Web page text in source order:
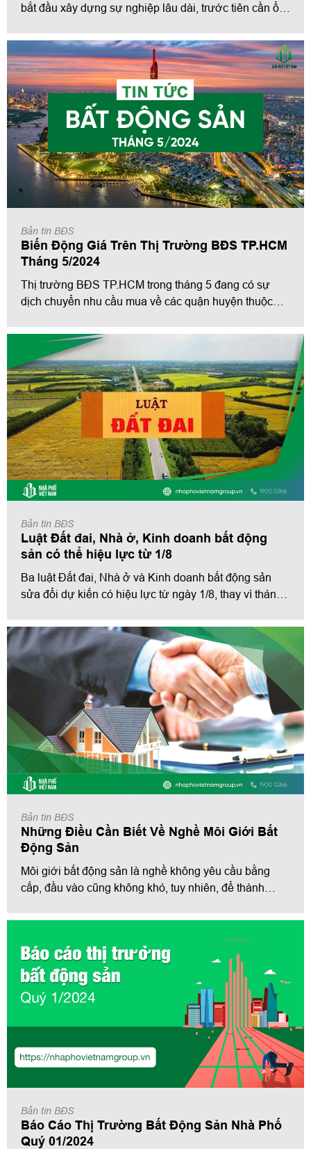
bắt đầu xây dựng sự nghiệp lâu dài, trước tiên cần ổn
một căn nhà ưng ý ngay lần đầu thì không phải ai cũng
làm được. Vì vậy, bài viết dưới đây của Nhà Phố Việt
Nam sẽ làm rõ tất cả các vấn đề mà người mua nhà sẽ
gặp phải khi mua nhà lần đầu.
Bản tin BĐS
Biến Động Giá Trên Thị Trường BĐS TP.HCM
Tháng 5/2024
Thị trường BĐS TP.HCM trong tháng 5 đang có sự
dịch chuyển nhu cầu mua về các quận huyện thuộc
cao trong khi lượt tìm mua chưa có sự tăng trưởng
Bản tin BĐS
Luật Đất đai, Nhà ở, Kinh doanh bất động
sản có thể hiệu lực từ 1/8
Ba luật Đất đai, Nhà ở và Kinh doanh bất động sản
sửa đổi dự kiến có hiệu lực từ ngày 1/8, thay vì tháng
Bản tin BĐS
Những Điều Cần Biết Về Nghề Môi Giới Bất
Động Sản
Môi giới bất động sản là nghề không yêu cầu bằng
cấp, đầu vào cũng không khó, tuy nhiên, để thành
dàng, thậm chí môi giới bất động sản còn được đánh
giá là nghề vô cùng vất vả và có tính cạnh tranh cao.
Bản tin BĐS
Báo Cáo Thị Trường Bất Động Sản Nhà Phố
Quý 01/2024